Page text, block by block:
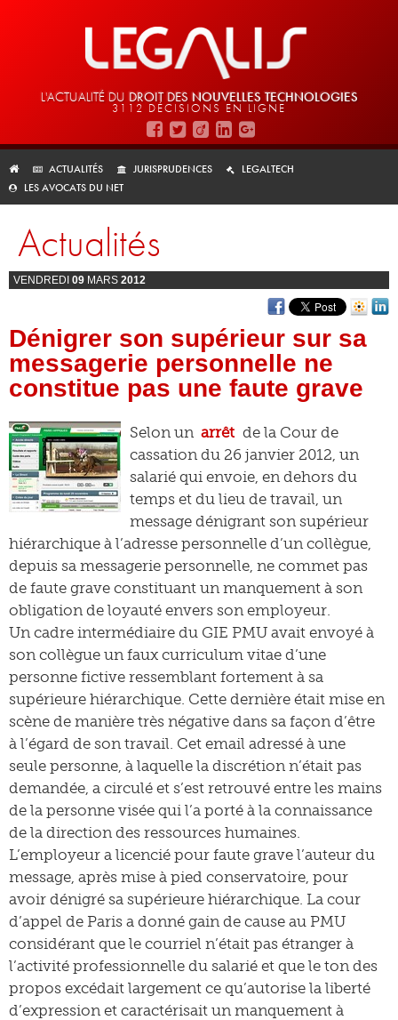
L'ACTUALITÉ DU DROIT DES NOUVELLES TECHNOLOGIES
3112 DÉCISIONS EN LIGNE
ACTUALITÉS JURISPRUDENCES
LEGALTECH
LES AVOCATS DU NET
Actualités
VENDREDI 09 MARS 2012
Dénigrer son supérieur sur sa
messagerie personnelle ne
constitue pas une faute grave
Selon un arrêt de la Cour de
cassation du 26 janvier 2012, un
salarié qui envoie, en dehors du
temps et du lieu de travail, un
message dénigrant son supérieur
hiérarchique à l’adresse personnelle d’un collègue,
depuis sa messagerie personnelle, ne commet pas
de faute grave constituant un manquement à son
obligation de loyauté envers son employeur.
Un cadre intermédiaire du GIE PMU avait envoyé à
son collègue un faux curriculum vitae d’une
personne fictive ressemblant fortement à sa
supérieure hiérarchique. Cette dernière était mise en
scène de manière très négative dans sa façon d’être
à l’égard de son travail. Cet email adressé à une
seule personne, à laquelle la discrétion n’était pas
demandée, a circulé et s’est retrouvé entre les mains
de la personne visée qui l’a porté à la connaissance
de la direction des ressources humaines.
L’employeur a licencié pour faute grave l’auteur du
message, après mise à pied conservatoire, pour
avoir dénigré sa supérieure hiérarchique. La cour
d’appel de Paris a donné gain de cause au PMU
considérant que le courriel n’était pas étranger à
l’activité professionnelle du salarié et que le ton des
propos excédait largement ce qu’autorise la liberté
d’expression et caractérisait un manquement à